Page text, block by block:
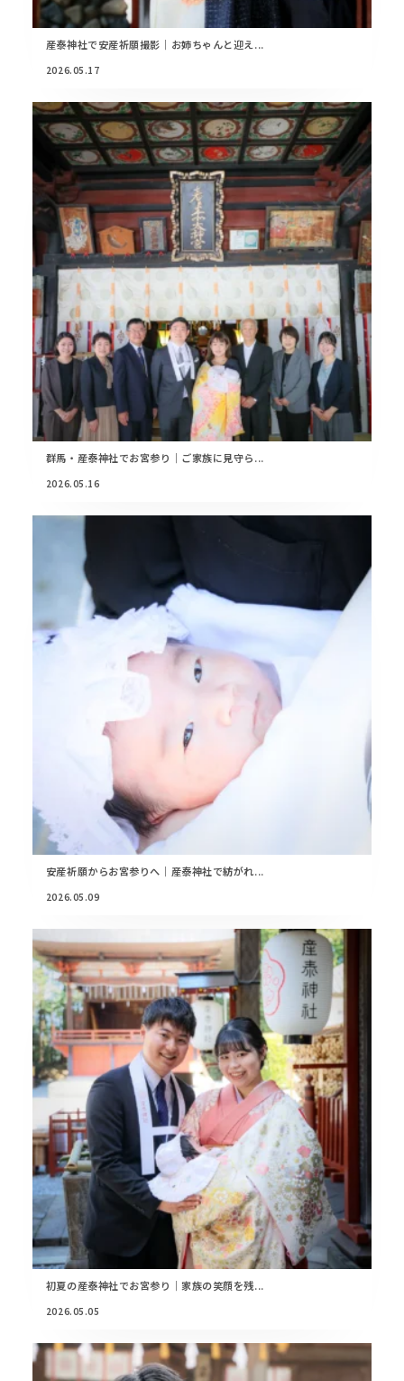
産泰神社で安産祈願撮影｜お姉ちゃんと迎え...
2026.05.17
群馬・産泰神社でお宮参り｜ご家族に見守ら...
2026.05.16
安産祈願からお宮参りへ｜産泰神社で紡がれ...
2026.05.09
初夏の産泰神社でお宮参り｜家族の笑顔を残...
2026.05.05